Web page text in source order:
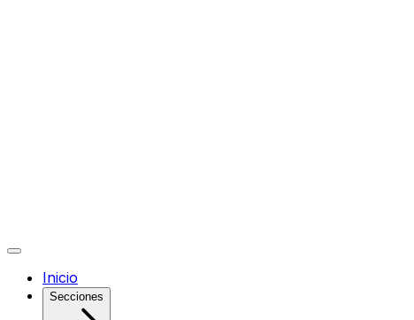
Inicio
Secciones